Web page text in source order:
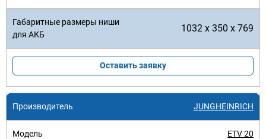
1032 x 350 x 769
Оставить заявку
JUNGHEINRICH
ETV 20